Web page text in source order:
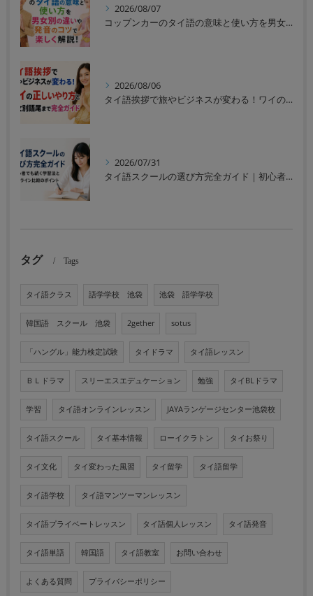
2026/08/07
コップンカーのタイ語の意味と使い方を男女別の違いや発音のコツで楽しく解説！
2026/08/06
タイ語挨拶で旅やビジネスが変わる！ワイの正しいやり方と男女別語尾まで完全ガイド
2026/07/31
タイ語スクールの選び方完全ガイド｜初心者でも続く学習法とオンライン比較のポイント
タグ Tags
タイ語クラス 語学学校 池袋 池袋 語学学校
韓国語 スクール 池袋 2gether sotus
「ハングル」能力検定試験 タイドラマ タイ語レッスン
ＢＬドラマ スリーエスエデュケーション 勉強 タイBLドラマ
学習 タイ語オンラインレッスン JAYAランゲージセンター池袋校
タイ語スクール タイ基本情報 ローイクラトン タイお祭り
タイ文化 タイ変わった風習 タイ留学 タイ語留学
タイ語学校 タイ語マンツーマンレッスン
タイ語プライベートレッスン タイ語個人レッスン タイ語発音
タイ語単語 韓国語 タイ語教室 お問い合わせ
よくある質問 プライバシーポリシー